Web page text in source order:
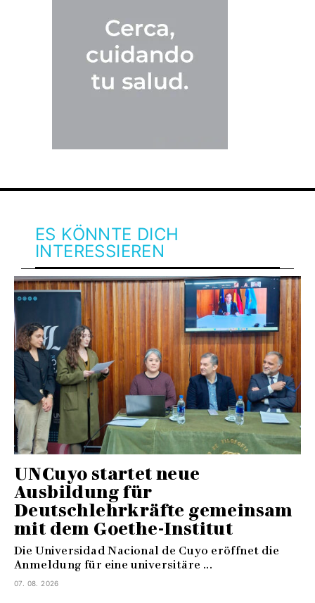
ES KÖNNTE DICH
INTERESSIEREN
UNCuyo startet neue
Ausbildung für
Deutschlehrkräfte gemeinsam
mit dem Goethe-Institut
Die Universidad Nacional de Cuyo eröffnet die
Anmeldung für eine universitäre ...
07. 08. 2026